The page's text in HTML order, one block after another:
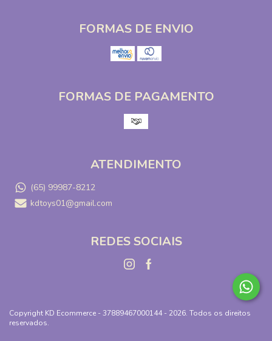
FORMAS DE ENVIO
FORMAS DE PAGAMENTO
ATENDIMENTO
(65) 99987-8212
kdtoys01@gmail.com
REDES SOCIAIS
Copyright KD Ecommerce - 37889467000144 - 2026. Todos os direitos
reservados.